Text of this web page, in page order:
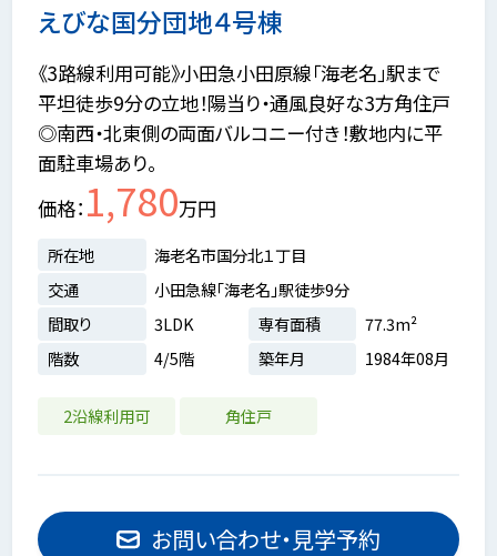
えびな国分団地４号棟
《3路線利用可能》小田急小田原線「海老名」駅まで
平坦徒歩9分の立地！陽当り・通風良好な3方角住戸
◎南西・北東側の両面バルコニー付き！敷地内に平
面駐車場あり。
価格 1,780万円
所在地
海老名市国分北１丁目
交通
小田急線「海老名」駅徒歩9分
間取り
3LDK 専有面積
77.3m²
階数
4/5階 築年月 1984年08月
2沿線利用可 角住戸
お問い合わせ・見学予約